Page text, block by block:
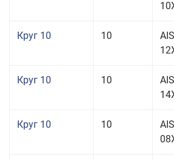
Круг 10 10
Круг 10 10
Круг 10 10